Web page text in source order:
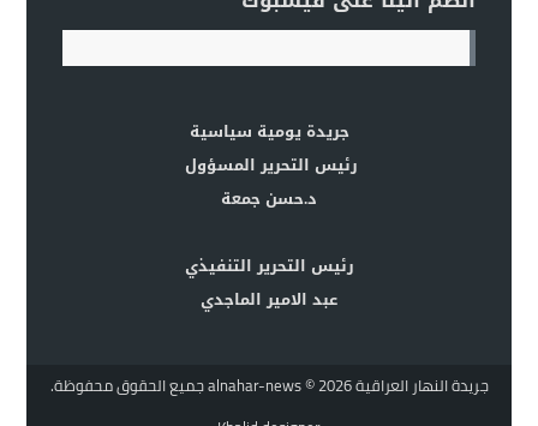
جريدة يومية سياسية
رئيس التحرير المسؤول
د.حسن جمعة
رئيس التحرير التنفيذي
عبد الامير الماجدي
جريدة النهار العراقية alnahar-news© 2026 جميع الحقوق محفوظة.